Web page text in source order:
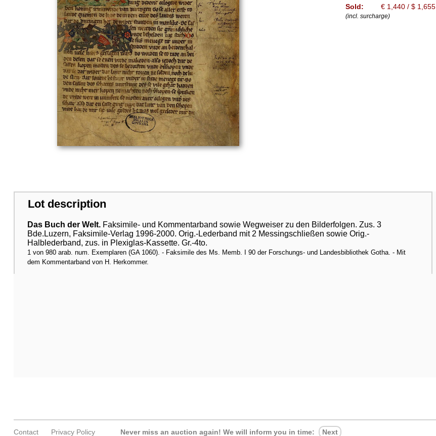
Sold:
€ 1,440 / $ 1,655
(incl. surcharge)
Lot description
Das Buch der Welt.Faksimile- und Kommentarband sowie Wegweiser zu den Bilderfolgen. Zus. 3
Bde.Luzern, Faksimile-Verlag 1996-2000. Orig.-Lederband mit 2 Messingschließen sowie Orig.-
Halblederband, zus. in Plexiglas-Kassette. Gr.-4to.
1 von 980 arab. num. Exemplaren (GA 1060). - Faksimile des Ms. Memb. I 90 der Forschungs- und Landesbibliothek Gotha. - Mit
dem Kommentarband von H. Herkommer.
Contact Privacy Policy Never miss an auction again! We will inform you in time: Next